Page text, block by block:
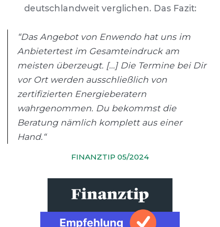
deutschlandweit verglichen. Das Fazit:
“Das Angebot von Enwendo hat uns im
Anbietertest im Gesamteindruck am
meisten überzeugt. [...] Die Termine bei Dir
vor Ort werden ausschließlich von
zertifizierten Energieberatern
wahrgenommen. Du bekommst die
Beratung nämlich komplett aus einer
Hand.“
FINANZTIP 05/2024